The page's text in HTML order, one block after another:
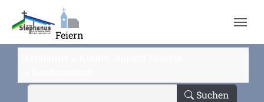
Zum Hauptinhalt springen
Feiern
Suchen